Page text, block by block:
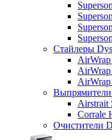
Стайлеры
Airstrait
Corrale
Очистители